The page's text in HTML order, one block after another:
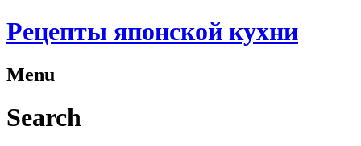
Рецепты японской кухни
Menu
Search